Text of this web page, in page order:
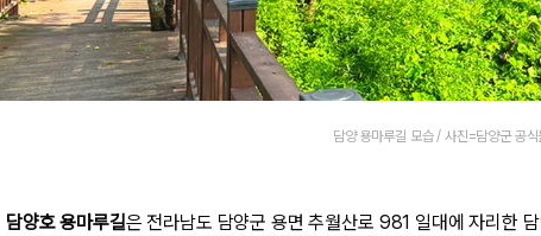
담양 용마루길 모습 / 사진=담양군 공식
담양호 용마루길은 전라남도 담양군 용면 추월산로 981 일대에 자리한